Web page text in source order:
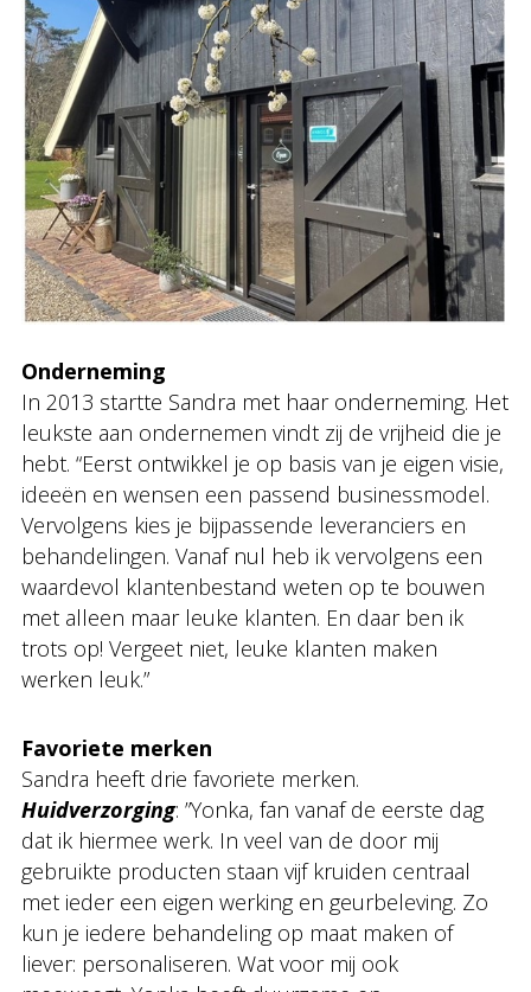
Onderneming
In 2013 startte Sandra met haar onderneming. Het
leukste aan ondernemen vindt zij de vrijheid die je
hebt. “Eerst ontwikkel je op basis van je eigen visie,
ideeën en wensen een passend businessmodel.
Vervolgens kies je bijpassende leveranciers en
behandelingen. Vanaf nul heb ik vervolgens een
waardevol klantenbestand weten op te bouwen
met alleen maar leuke klanten. En daar ben ik
trots op! Vergeet niet, leuke klanten maken
werken leuk.”
Favoriete merken
Sandra heeft drie favoriete merken.
Huidverzorging: ”Yonka, fan vanaf de eerste dag
dat ik hiermee werk. In veel van de door mij
gebruikte producten staan vijf kruiden centraal
met ieder een eigen werking en geurbeleving. Zo
kun je iedere behandeling op maat maken of
liever: personaliseren. Wat voor mij ook